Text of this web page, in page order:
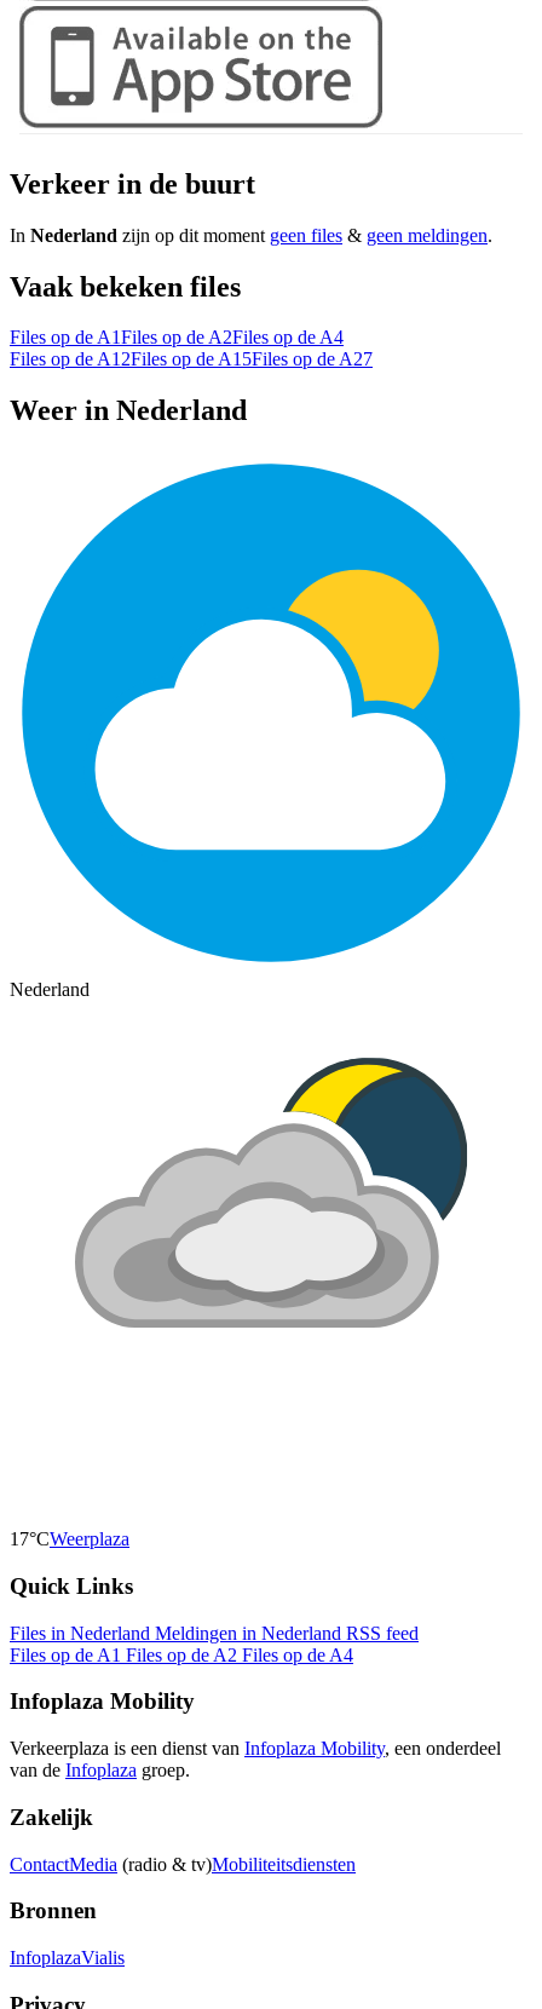
Verkeer in de buurt
In Nederland zijn op dit moment geen files & geen meldingen.
Vaak bekeken files
Files op de A1Files op de A2Files op de A4
Files op de A12Files op de A15Files op de A27
Weer in Nederland
Nederland
17°CWeerplaza
Quick Links
Files in Nederland Meldingen in Nederland RSS feed
Files op de A1 Files op de A2 Files op de A4
Infoplaza Mobility
Verkeerplaza is een dienst van Infoplaza Mobility, een onderdeel
van de Infoplaza groep.
Zakelijk
ContactMedia (radio & tv)Mobiliteitsdiensten
Bronnen
InfoplazaVialis